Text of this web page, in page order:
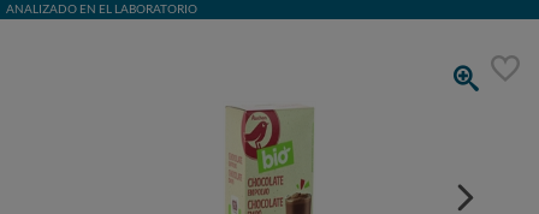
ANALIZADO EN EL LABORATORIO